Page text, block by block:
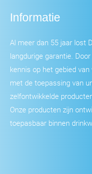
Informatie
Al meer dan 55 jaar lost
langdurige garantie.
kennis op het gebied
met de toepassing van
zelfontwikkelde
Onze producten zijn
toepasbaar binnen